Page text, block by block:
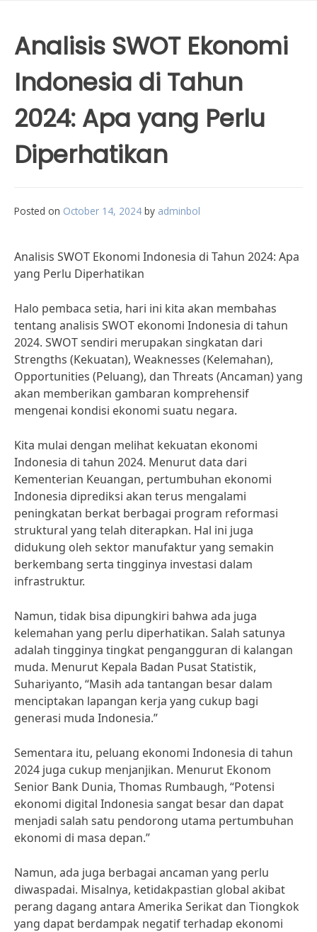
Analisis SWOT Ekonomi
Indonesia di Tahun
2024: Apa yang Perlu
Diperhatikan
Posted on October 14, 2024 by adminbol
Analisis SWOT Ekonomi Indonesia di Tahun 2024: Apa
yang Perlu Diperhatikan
Halo pembaca setia, hari ini kita akan membahas
tentang analisis SWOT ekonomi Indonesia di tahun
2024. SWOT sendiri merupakan singkatan dari
Strengths (Kekuatan), Weaknesses (Kelemahan),
Opportunities (Peluang), dan Threats (Ancaman) yang
akan memberikan gambaran komprehensif
mengenai kondisi ekonomi suatu negara.
Kita mulai dengan melihat kekuatan ekonomi
Indonesia di tahun 2024. Menurut data dari
Kementerian Keuangan, pertumbuhan ekonomi
Indonesia diprediksi akan terus mengalami
peningkatan berkat berbagai program reformasi
struktural yang telah diterapkan. Hal ini juga
didukung oleh sektor manufaktur yang semakin
berkembang serta tingginya investasi dalam
infrastruktur.
Namun, tidak bisa dipungkiri bahwa ada juga
kelemahan yang perlu diperhatikan. Salah satunya
adalah tingginya tingkat pengangguran di kalangan
muda. Menurut Kepala Badan Pusat Statistik,
Suhariyanto, “Masih ada tantangan besar dalam
menciptakan lapangan kerja yang cukup bagi
generasi muda Indonesia.”
Sementara itu, peluang ekonomi Indonesia di tahun
2024 juga cukup menjanjikan. Menurut Ekonom
Senior Bank Dunia, Thomas Rumbaugh, “Potensi
ekonomi digital Indonesia sangat besar dan dapat
menjadi salah satu pendorong utama pertumbuhan
ekonomi di masa depan.”
Namun, ada juga berbagai ancaman yang perlu
diwaspadai. Misalnya, ketidakpastian global akibat
perang dagang antara Amerika Serikat dan Tiongkok
yang dapat berdampak negatif terhadap ekonomi